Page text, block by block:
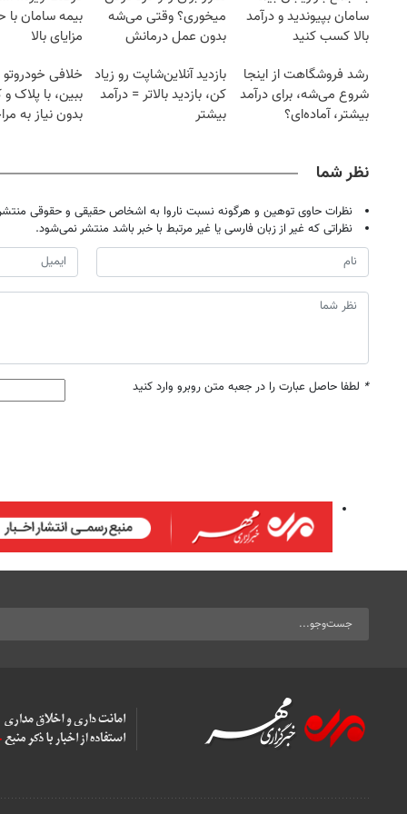
سامان بپیوندید و درآمد
بالا کسب کنید
میخوری؟ وقتی می‌شه
بدون عمل درمانش
بیمه سامان با
مزایای بالا
رشد فروشگاهت از اینجا
شروع می‌شه، برای درآمد
بیشتر، آماده‌ای؟
بازدید آنلاین‌شاپت رو زیاد
کن، بازدید بالاتر = درآمد
بیشتر
خلافی خودروتو
ببین، با پلاک
بدون نیاز به
نظر شما
نظرات حاوی توهین و هرگونه نسبت ناروا به اشخاص حقیقی و حقوقی
نظراتی که غیر از زبان فارسی یا غیر مرتبط با خبر باشد منتشر نمی‌شود.
* لطفا حاصل عبارت را در جعبه متن روبرو وارد کنید